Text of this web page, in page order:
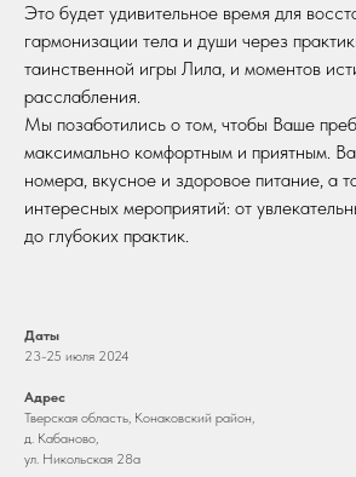
Это будет удивительное время для
гармонизации тела и души через
таинственной игры Лила, и моментов
расслабления.
Мы позаботились о том, чтобы Ваше
максимально комфортным и приятным.
номера, вкусное и здоровое питание, а
интересных мероприятий: от
до глубоких практик.
Даты
23-25 июля 2024
Адрес
Тверская область, Конаковский район,
д. Кабаново,
ул. Никольская 28а